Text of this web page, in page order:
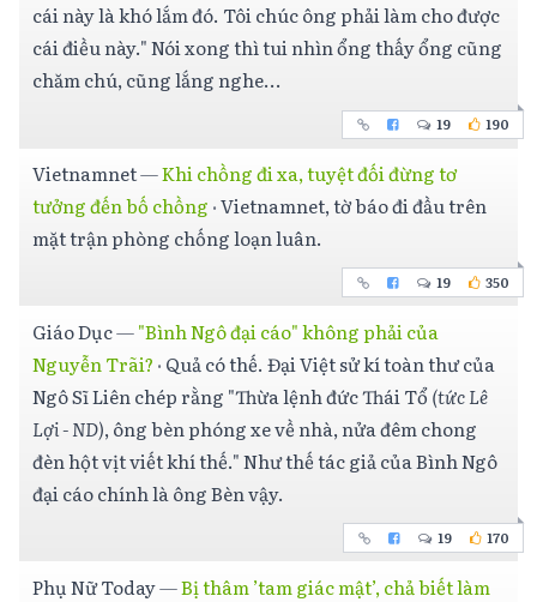
cái này là khó lắm đó. Tôi chúc ông phải làm cho được
cái điều này." Nói xong thì tui nhìn ổng thấy ổng cũng
chăm chú, cũng lắng nghe...
19 190
Vietnamnet—Khi chồng đi xa, tuyệt đối đừng tơ
tưởng đến bố chồng ·Vietnamnet, tờ báo đi đầu trên
mặt trận phòng chống loạn luân.
19 350
Giáo Dục—"Bình Ngô đại cáo" không phải của
Nguyễn Trãi? · Quả có thế. Đại Việt sử kí toàn thư của
Ngô Sĩ Liên chép rằng "Thừa lệnh đức Thái Tổ(tức Lê
Lợi - ND), ông bèn phóng xe về nhà, nửa đêm chong
đèn hột vịt viết khí thế." Như thế tác giả của Bình Ngô
đại cáo chính là ông Bèn vậy.
19 170
Phụ Nữ Today—Bị thâm ’tam giác mật’, chả biết làm